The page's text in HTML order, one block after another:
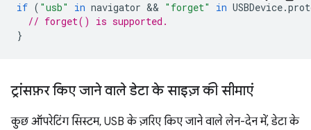
if ( "usb" in navigator && "forget" in USBDevice.
// forget() is supported.
}
ट्रांसफ़र किए जाने वाले डेटा के साइज़ की सीमाएं
कुछ ऑपरेटिंग सिस्टम, USB के ज़रिए किए जाने वाले लेन-देन में, डेटा के